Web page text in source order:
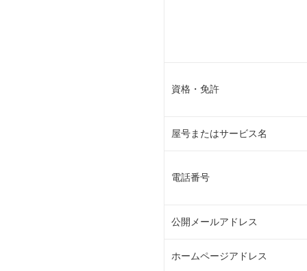
資格・免許
屋号またはサービス名
電話番号
公開メールアドレス
ホームページアドレス